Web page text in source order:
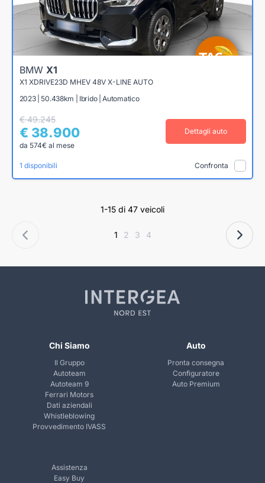
BMW X1
X1 XDRIVE23D MHEV 48V X-LINE AUTO
2023 | 50.438km | Ibrido | Automatico
€ 49.245
€ 38.900
da 574€ al mese
Dettagli auto
1 disponibili Confronta
1-15 di 47 veicoli
1 2 3 4
Chi Siamo
Il Gruppo
Autoteam
Autoteam 9
Ferrari Motors
Dati aziendali
Whistleblowing
Provvedimento IVASS
Auto
Pronta consegna
Configuratore
Auto Premium
Assistenza
Easy Buy